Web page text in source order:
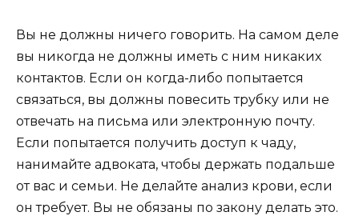
Вы не должны ничего говорить. На самом деле
вы никогда не должны иметь с ним никаких
контактов. Если он когда-либо попытается
связаться, вы должны повесить трубку или не
отвечать на письма или электронную почту.
Если попытается получить доступ к чаду,
нанимайте адвоката, чтобы держать подальше
от вас и семьи. Не делайте анализ крови, если
он требует. Вы не обязаны по закону делать это.